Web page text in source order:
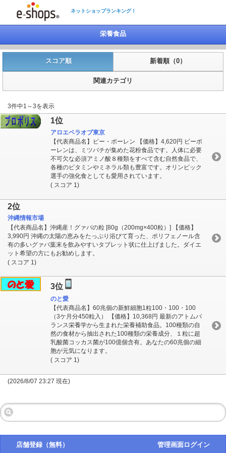
ネットショップランキング！
栄養食品
スコア順 新着順（0）
関連カテゴリ
3件中1～3を表示
1位
アロエベラオブ東京
【代表商品名】ビー・ポーレン 【価格】4,620円 ビーポ
ーレンは、ミツバチが集めた花粉食品です。人体に必要
不可欠な必須アミノ酸８種類をすべて含む自然食品で、
各種のビタミンやミネラル類も豊富です。オリンピック
選手の強化食としても愛用されています。
( スコア 1)
2位
沖縄情報市場
【代表商品名】沖縄産！グァバの粒 [80g（200mg×400粒）] 【価格】
3,990円 沖縄の太陽の恵みをたっぷり浴びて育った、ポリフェノール含
有の多いグァバ葉末を飲みやすいタブレット状に仕上げました。ダイエ
ット希望の方にもお勧めします。
( スコア 1)
3位
のと愛
【代表商品名】60兆個の新鮮細胞1粒100・100・100
（3ケ月分450粒入） 【価格】10,368円 最新のアトムバ
ランス栄養学から生まれた栄養補助食品。100種類の自
然の食材から抽出された100種類の栄養成分、１粒に超
乳酸菌コッカス菌が100億個含有。あなたの60兆個の細
胞が元気になります。
( スコア 1)
(2026/8/07 23:27 現在)
店舗登録（無料） 管理画面ログイン